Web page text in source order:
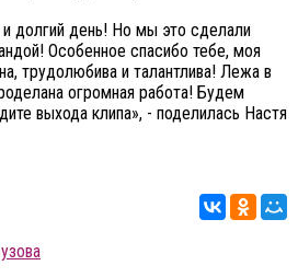
долгий день! Но мы это сделали
Особенное спасибо тебе, моя
трудолюбива и талантлива! Лежа в
огромная работа! Будем
выхода клипа», - поделилась Настя